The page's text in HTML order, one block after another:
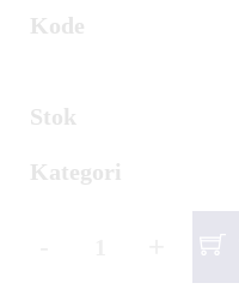
Kode
Stok
Kategori